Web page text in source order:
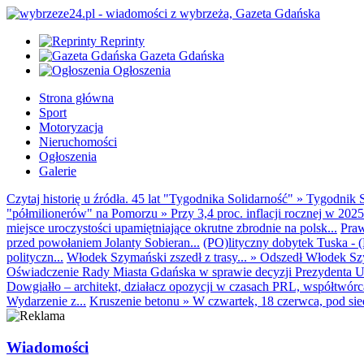
Reprinty
Gazeta Gdańska
Ogłoszenia
Strona główna
Sport
Motoryzacja
Nieruchomości
Ogłoszenia
Galerie
Czytaj historię u źródła. 45 lat "Tygodnika Solidarność" » Tygodnik
"półmilionerów" na Pomorzu » Przy 3,4 proc. inflacji rocznej w
miejsce uroczystości upamiętniające okrutne zbrodnie na polsk...
przed powołaniem Jolanty Sobieran... (PO)lityczny dobytek Tuska -
polityczn... Włodek Szymański zszedł z trasy... » Odszedł Włodek
Oświadczenie Rady Miasta Gdańska w sprawie decyzji Prezydenta
Dowgiałło – architekt, działacz opozycji w czasach PRL,
Wydarzenie z... Kruszenie betonu » W czwartek, 18 czerwca, pod
Wiadomości